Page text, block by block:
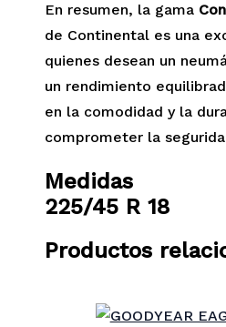
En resumen, la gama
de Continental es una
quienes desean un
un rendimiento
en la comodidad y la
comprometer la
Medidas
225/45 R 18
Productos